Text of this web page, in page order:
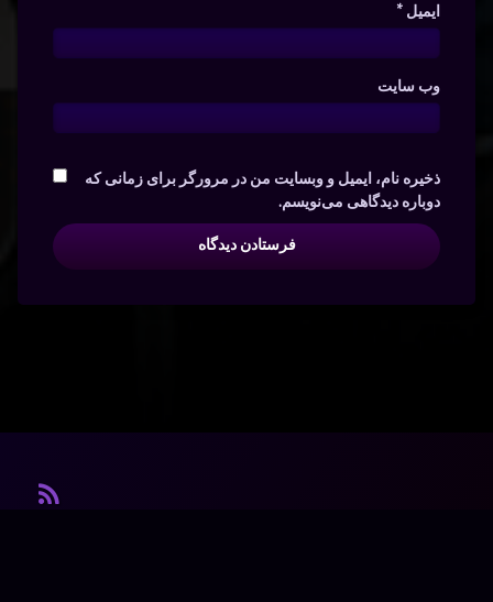
ایمیل *
وب‌ سایت
ذخیره نام، ایمیل و وبسایت من در مرورگر برای زمانی که
دوباره دیدگاهی می‌نویسم.
آر